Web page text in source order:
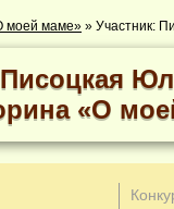
моей маме» » Участник:
Писоцкая
«О